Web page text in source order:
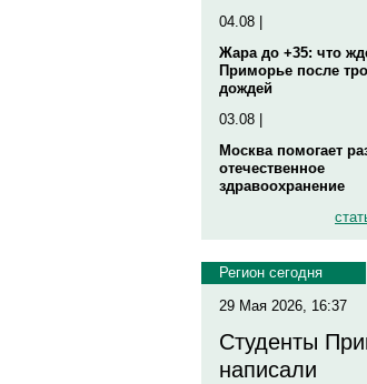
04.08 |
Жара до +35: что
Приморье после
дождей
03.08 |
Москва помогает
отечественное
здравоохранение
Регион сегодня
29 Мая 2026, 16:37
Студенты
написали